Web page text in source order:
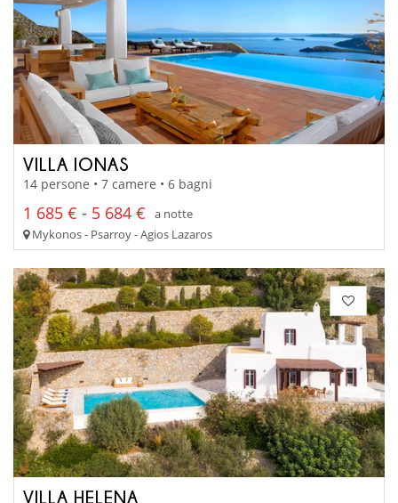
VILLA IONAS
14 persone • 7 camere • 6 bagni
1 685 € - 5 684 €
a notte
Mykonos - Psarroy - Agios Lazaros
VILLA HELENA